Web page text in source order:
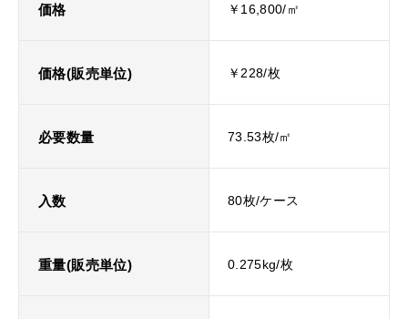
価格 ￥16,800/㎡
価格(販売単位) ￥228/枚
必要数量 73.53枚/㎡
入数 80枚/ケース
重量(販売単位) 0.275kg/枚